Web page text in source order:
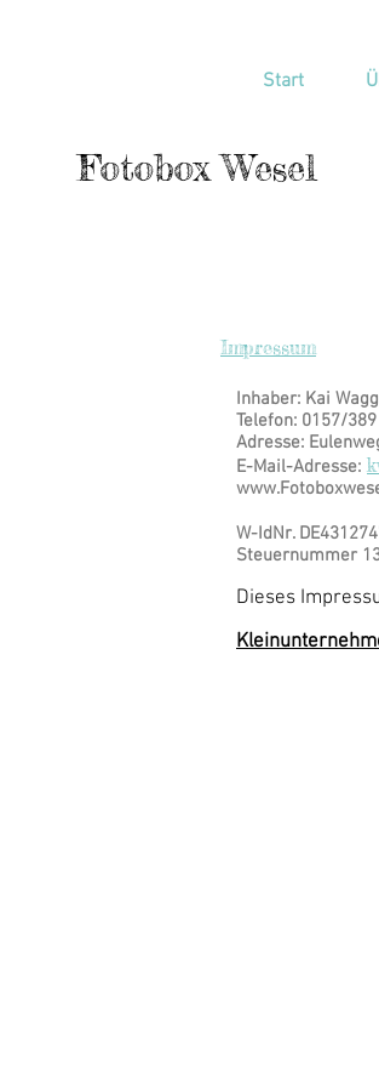
Start
Fotobox Wesel
Impressum
Inhaber: Kai
Telefon: 0157/
Adresse:
E-Mail-Adresse:
​W-IdNr.
Steuernummer
Dieses